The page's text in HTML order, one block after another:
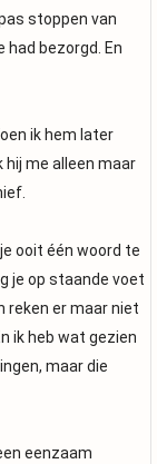
stoppen van
had bezorgd. En
ik hem later
hij me alleen maar
ooit één woord te
je op staande voet
reken er maar niet
ik heb wat gezien
maar die
eenzaam